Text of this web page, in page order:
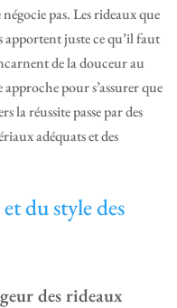
pas. Les rideaux que
juste ce qu’il faut
de la douceur au
pour s’assurer que
la réussite passe par des
adéquats et des
du style des
des rideaux